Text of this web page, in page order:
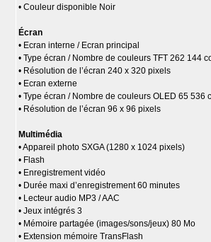
• Couleur disponible Noir
Écran
• Ecran interne / Ecran principal
• Type écran / Nombre de couleurs TFT 262 144
• Résolution de l’écran 240 x 320 pixels
• Ecran externe
• Type écran / Nombre de couleurs OLED 65 536
• Résolution de l’écran 96 x 96 pixels
Multimédia
• Appareil photo SXGA (1280 x 1024 pixels)
• Flash
• Enregistrement vidéo
• Durée maxi d’enregistrement 60 minutes
• Lecteur audio MP3 / AAC
• Jeux intégrés 3
• Mémoire partagée (images/sons/jeux) 80 Mo
• Extension mémoire TransFlash